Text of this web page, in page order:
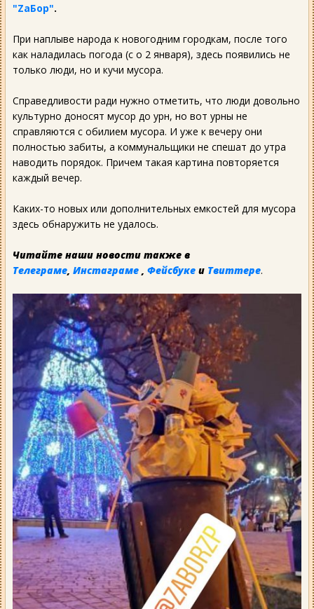
"ZаБор".
При наплыве народа к новогодним городкам, после того
как наладилась погода (с о 2 января), здесь появились не
только люди, но и кучи мусора.
Справедливости ради нужно отметить, что люди довольно
культурно доносят мусор до урн, но вот урны не
справляются с обилием мусора. И уже к вечеру они
полностью забиты, а коммунальщики не спешат до утра
наводить порядок. Причем такая картина повторяется
каждый вечер.
Каких-то новых или дополнительных емкостей для мусора
здесь обнаружить не удалось.
Читайте наши новости также в
Телеграме Инстаграме Фейсбуке и Твиттере.